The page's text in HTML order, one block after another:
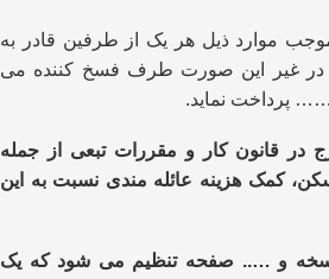
موارد ذیل هر یک از طرفین قادر به
در غیر این صورت طرف فسخ کننده می
…… پرداخت نماید.
در قانون کار و مقررات تبعی از جمله
کمک هزینه عائله مندی نسبت به این
نسخه و ….. صفحه تنظیم می شود که یک